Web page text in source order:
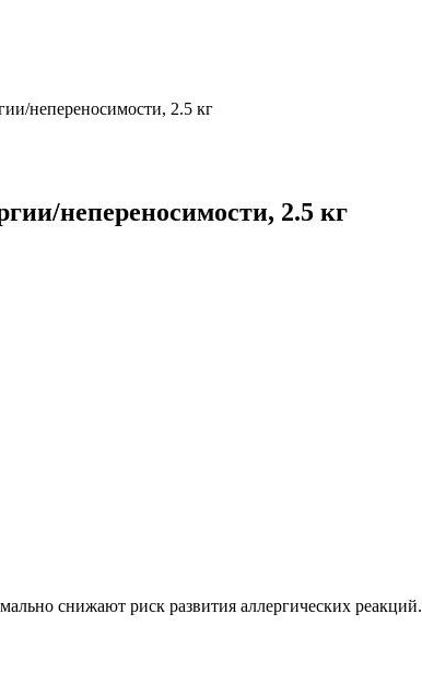
непереносимости, 2.5 кг
непереносимости, 2.5 кг
снижают риск развития аллергических реакций.